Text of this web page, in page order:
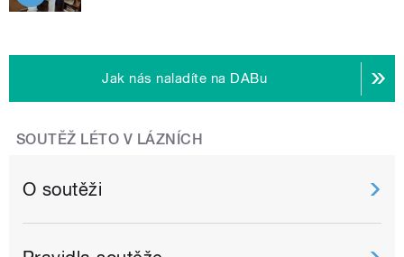
Jak nás naladíte na DABu
SOUTĚŽ LÉTO V LÁZNÍCH
O soutěži